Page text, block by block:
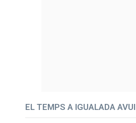
EL TEMPS A IGUALADA AVUI